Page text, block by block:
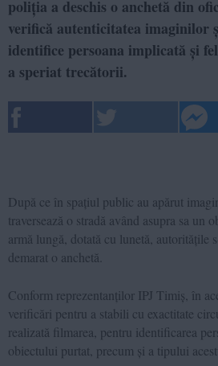
poliția a deschis o anchetă din
verifică autenticitatea imaginilor
identifice persoana implicată și
a speriat trecătorii.
După ce în spațiul public au apărut
traversează o stradă având asupra sa un
armă lungă, dotată cu lunetă, autoritățile
demarat o anchetă.
Conform reprezentanților IPJ Timiș, în
verificări pentru a stabili cu exactitate
realizată filmarea, pentru identificarea
obiectului purtat, precum și a tipului